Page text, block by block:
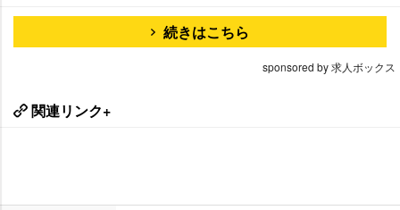
続きはこちら
sponsored by 求人ボックス
関連リンク+